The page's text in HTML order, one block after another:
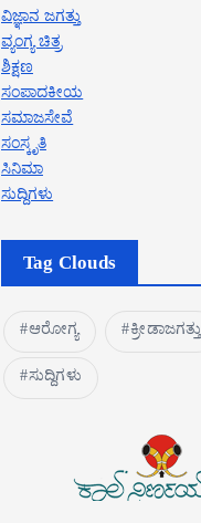
ವಿಜ್ಞಾನ ಜಗತ್ತು
ವ್ಯಂಗ್ಯ ಚಿತ್ರ
ಶಿಕ್ಷಣ
ಸಂಪಾದಕೀಯ
ಸಮಾಜಸೇವೆ
ಸಂಸ್ಕೃತಿ
ಸಿನಿಮಾ
ಸುದ್ದಿಗಳು
Tag Clouds
ಆರೋಗ್ಯ ಕ್ರೀಡಾಜಗತ್ತು
ಸುದ್ದಿಗಳು